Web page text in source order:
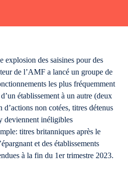
explosion des saisines pour des
de l’AMF a lancé un groupe de
les plus fréquemment
établissement à un autre (deux
d’actions non cotées, titres détenus
deviennent inéligibles
titres britanniques après le
et des établissements
à la fin du 1er trimestre 2023.